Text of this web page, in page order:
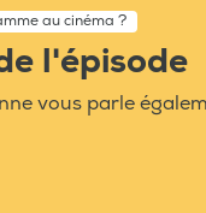
au cinéma ?
l'épisode
vous parle